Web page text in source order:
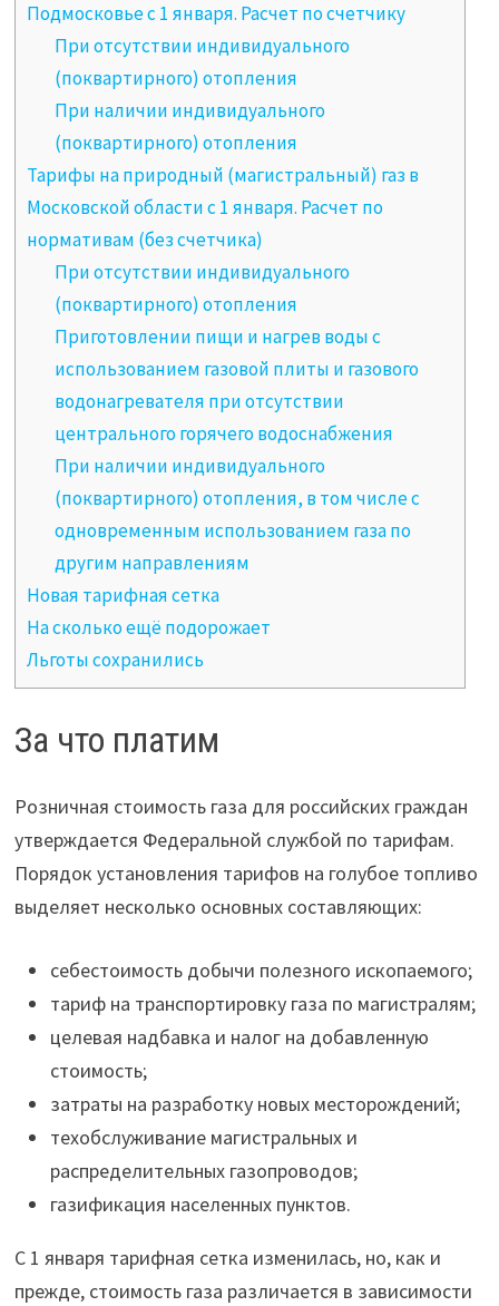
Подмосковье с 1 января. Расчет по счетчику
При отсутствии индивидуального
(поквартирного) отопления
При наличии индивидуального
(поквартирного) отопления
Тарифы на природный (магистральный) газ в
Московской области с 1 января. Расчет по
нормативам (без счетчика)
При отсутствии индивидуального
(поквартирного) отопления
Приготовлении пищи и нагрев воды с
использованием газовой плиты и газового
водонагревателя при отсутствии
центрального горячего водоснабжения
При наличии индивидуального
(поквартирного) отопления, в том числе с
одновременным использованием газа по
другим направлениям
Новая тарифная сетка
На сколько ещё подорожает
Льготы сохранились
За что платим
Розничная стоимость газа для российских граждан
утверждается Федеральной службой по тарифам.
Порядок установления тарифов на голубое топливо
выделяет несколько основных составляющих:
себестоимость добычи полезного ископаемого;
тариф на транспортировку газа по магистралям;
целевая надбавка и налог на добавленную
стоимость;
затраты на разработку новых месторождений;
техобслуживание магистральных и
распределительных газопроводов;
газификация населенных пунктов.
С 1 января тарифная сетка изменилась, но, как и
прежде, стоимость газа различается в зависимости